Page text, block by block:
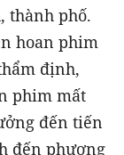
thành phố.
hoan phim
định,
phim mất
đến tiến
đến phương